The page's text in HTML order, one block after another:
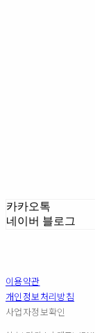
카카오톡
네이버 블로그
이용약관
개인정보처리방침
사업자정보확인